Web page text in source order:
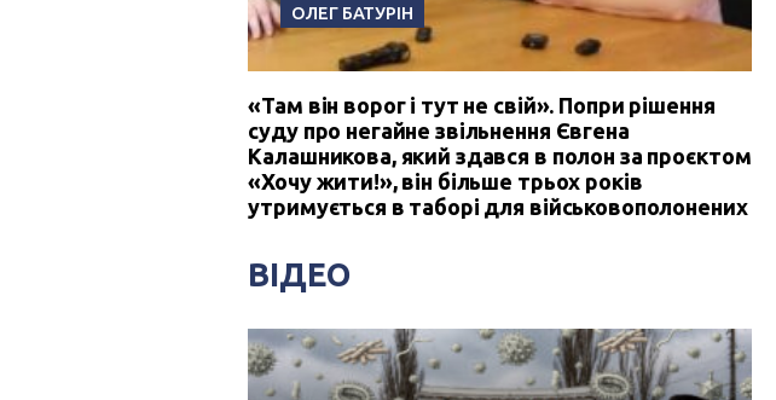
ОЛЕГ БАТУРІН
«Там він ворог і тут не свій». Попри рішення
суду про негайне звільнення Євгена
Калашникова, який здався в полон за проєктом
«Хочу жити!», він більше трьох років
утримується в таборі для військовополонених
ВІДЕО